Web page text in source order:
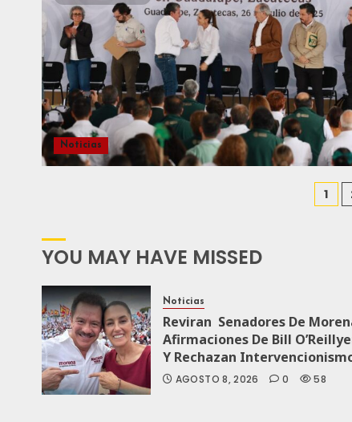
Noticias
1
YOU MAY HAVE MISSED
Noticias
Reviran Senadores De
Afirmaciones De Bill
Y Rechazan
AGOSTO 8, 2026 0 58